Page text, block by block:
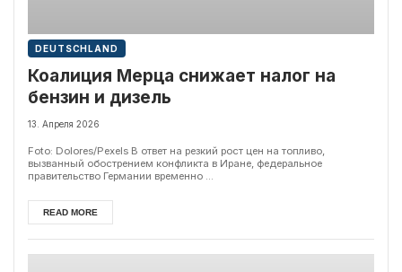
DEUTSCHLAND
Коалиция Мерца снижает налог на
бензин и дизель
13. Апреля 2026
Foto: Dolores/Pexels В ответ на резкий рост цен на топливо,
вызванный обострением конфликта в Иране, федеральное
правительство Германии временно ...
READ MORE